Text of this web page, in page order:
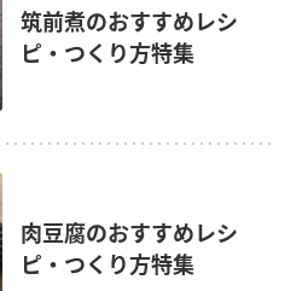
筑前煮のおすすめレシ
ピ・つくり方特集
肉豆腐のおすすめレシ
ピ・つくり方特集